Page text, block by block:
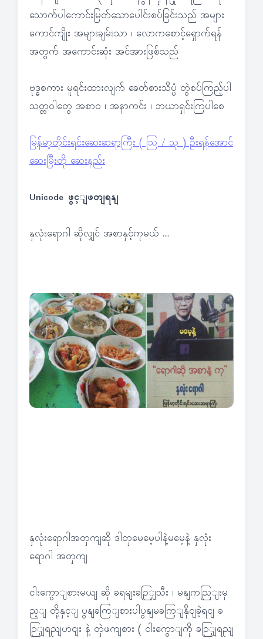
သောက်ပါကောင်းမြတ်သောပေါင်းစပ်ခြင်းသည် အများ
ကောင်ကျိုး အများချမ်းသာ ၊ လောကစောင့်ရှောက်ရန်
အတွက် အကောင်းဆုံး အင်အားဖြစ်သည်
ဗုဒ္ဓစကား မူရင်းထားလျက် ခေတ်စားသိပ္ပံ တွဲစပ်ကြည့်ပါ
သတ္တဝါတွေ အစာဝ ၊ အနာကင်း ၊ ဘယာရှင်းကြပါစေ
မြန်မာ့တိုင်းရင်းဆေးဆရာကြီး ( ဩ / သု ) ဦးရန်အောင်
ဆေးမြီးတို ဆေးနည်း
Unicode ဖွင့ျဖတျရနျ
နှလုံးရောဂါ ဆိုလျှင် အစာနှင့်ကုမယ် ….
နှလုံးရောဂါအတှကျဆို ဒါတှမေမေ့ပါနဲ့မမေ့နဲ့ နှလုံး
ရောဂါ အတှကျ
ငါးကွောျစားမယျ ဆို ခရမျးခဉြျသီး ၊ မနျကညြျးမှ
ည့ျ တို့နှင့ျ ပွနျခကြျစားပါပွနျမခကြျနိုငျခဲ့ရငျ ခ
ဉြျရညျဟငျး နဲ့ တှဲဖကျစား ( ငါးကွောျကို ခဉြျရညျ